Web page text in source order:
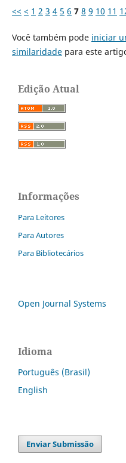
<< < 1 2 3 4 5 6 7 8 9 10 11
Você também pode iniciar
similaridadepara este
Edição Atual
Informações
Para Leitores
Para Autores
Para Bibliotecários
Open Journal Systems
Idioma
Português (Brasil)
English
Enviar Submissão